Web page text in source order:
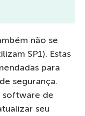
não se
SP1). Estas
para
segurança.
software de
seu